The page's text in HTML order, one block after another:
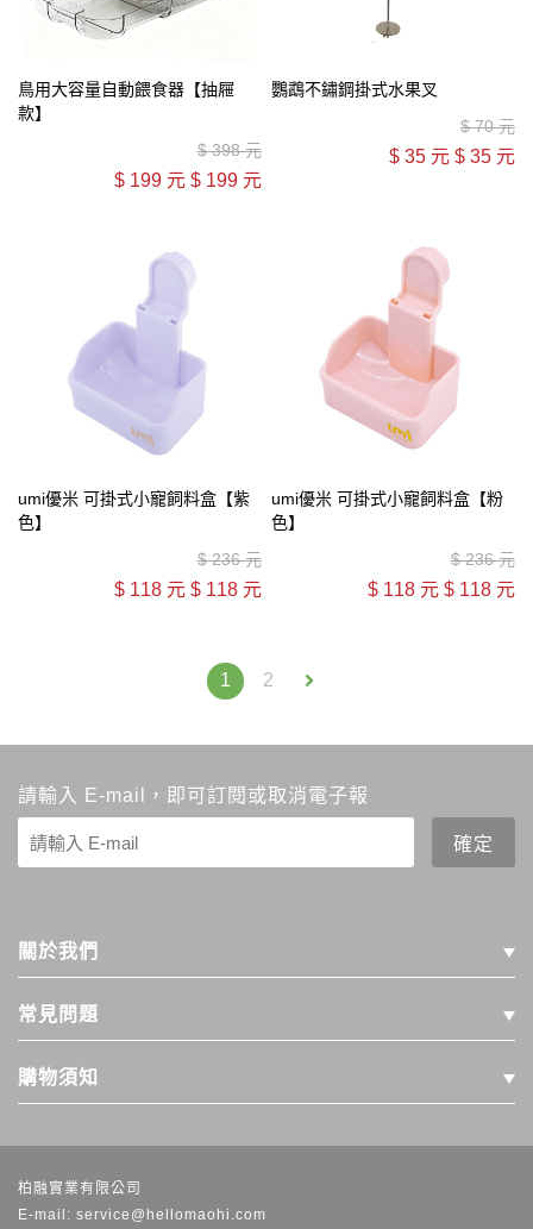
鳥用大容量自動餵食器【抽屜
款】
$398 元
$ 199 元 $ 199 元
鸚鵡不鏽鋼掛式水果叉
$70 元
$ 35 元 $ 35 元
umi優米 可掛式小寵飼料盒【紫
色】
$236 元
$ 118 元 $ 118 元
umi優米 可掛式小寵飼料盒【粉
色】
$236 元
$ 118 元 $ 118 元
1 2
請輸入 E-mail，即可訂閱或取消電子報
關於我們
常見問題
購物須知
柏融實業有限公司
E-mail: service@hellomaohi.com